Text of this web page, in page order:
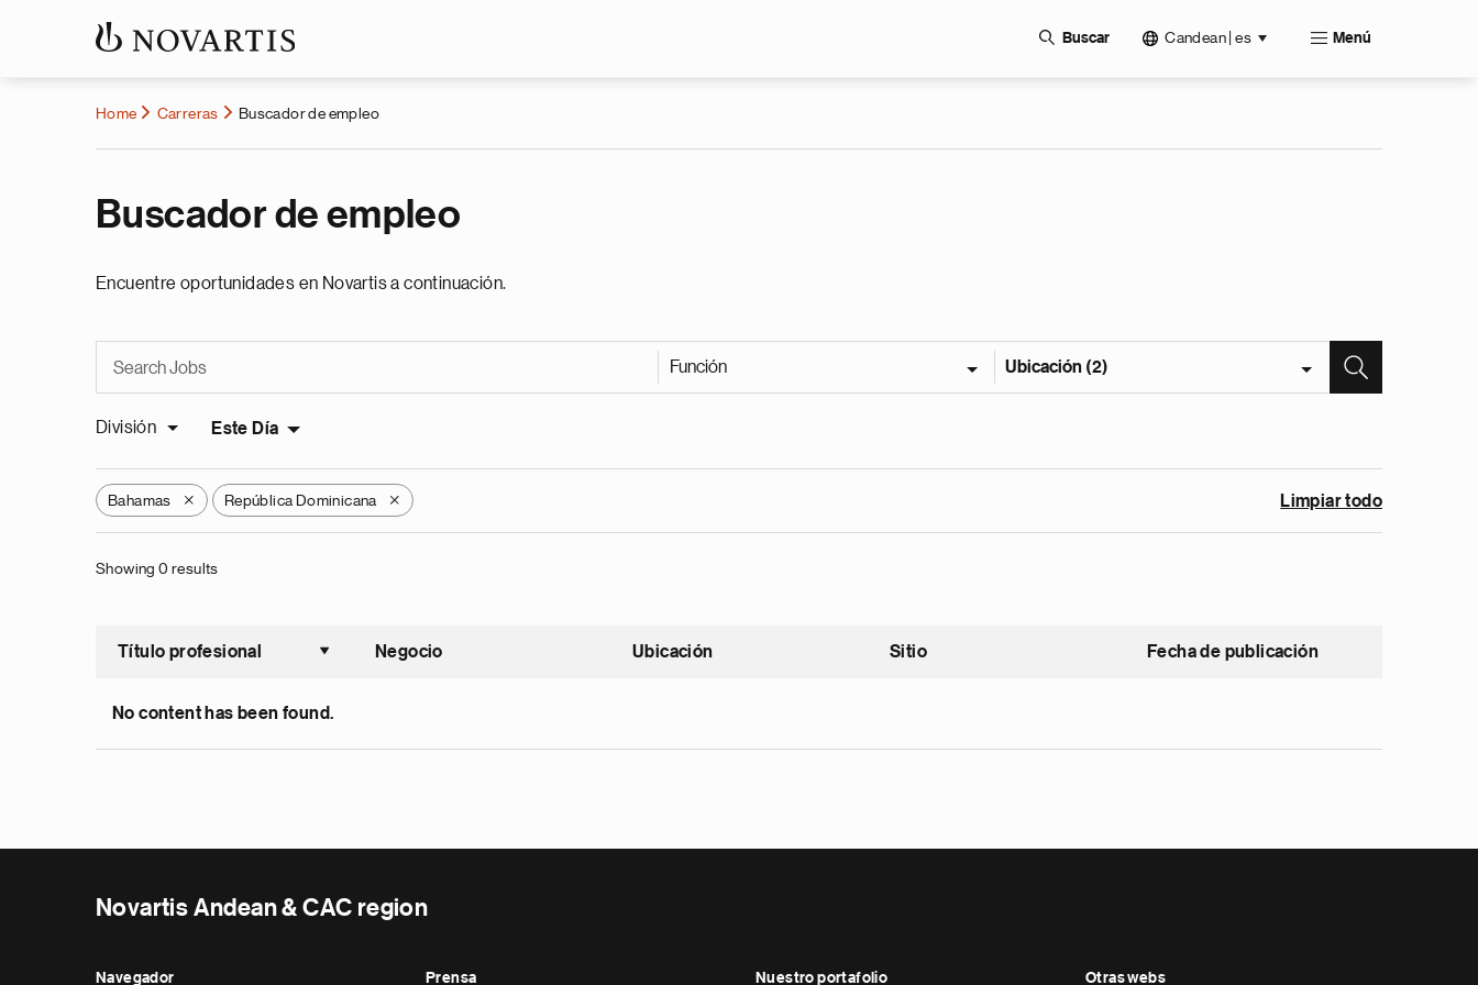
Buscar Candean | es Menú
Home Carreras Buscador de empleo
Buscador de empleo
Encuentre oportunidades en Novartis a continuación.
Función Ubicación (2)
División Este Día
Bahamas X República Dominicana X Limpiar todo
Showing 0 results
Título profesional
Ordenar ascendente
Negocio Ubicación Sitio Fecha de publicación
No content has been found.
Novartis Andean & CAC region
Navegador Prensa Nuestro portafolio Otras webs